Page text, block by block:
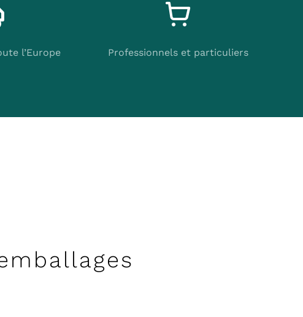
l’Europe Professionnels et particuliers